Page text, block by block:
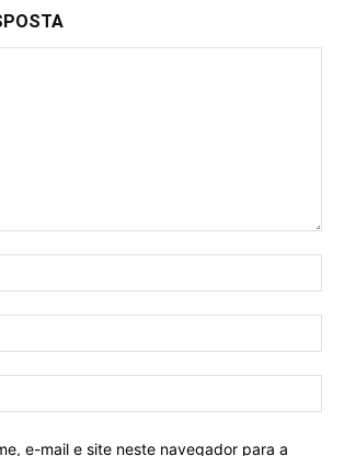
e-mail e site neste navegador para a